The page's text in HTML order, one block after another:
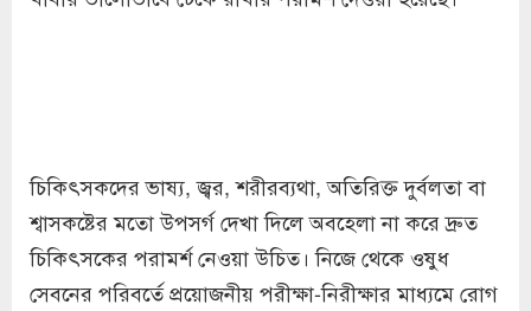
চিকিৎসকদের ভাষ্য, জ্বর, শরীরব্যথা, অতিরিক্ত দুর্বলতা বা
শ্বাসকষ্টের মতো উপসর্গ দেখা দিলে অবহেলা না করে দ্রুত
চিকিৎসকের পরামর্শ নেওয়া উচিত। নিজে থেকে ওষুধ
সেবনের পরিবর্তে প্রয়োজনীয় পরীক্ষা-নিরীক্ষার মাধ্যমে রোগ